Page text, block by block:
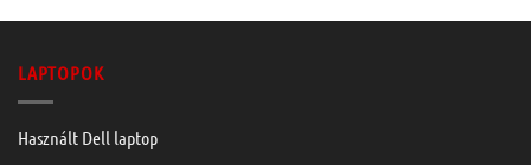
LAPTOPOK
Használt Dell laptop